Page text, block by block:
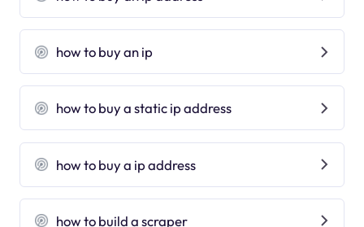
how to buy an ip
how to buy a static ip address
how to buy a ip address
how to build a scraper